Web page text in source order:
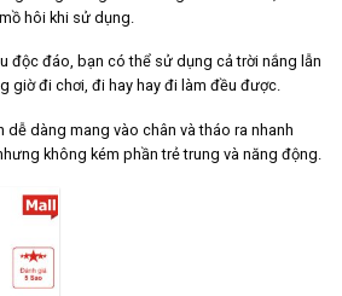
hôi khi sử dụng.
độc đáo, bạn có thể sử dụng cả trời nắng lẫn
giờ đi chơi, đi hay hay đi làm đều được.
dễ dàng mang vào chân và tháo ra nhanh
không kém phần trẻ trung và năng động.